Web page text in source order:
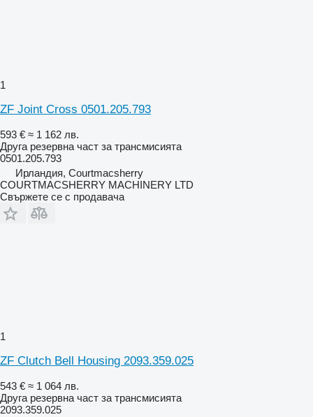
1
ZF Joint Cross 0501.205.793
593 € ≈ 1 162 лв.
Друга резервна част за трансмисията
0501.205.793
Ирландия, Courtmacsherry
COURTMACSHERRY MACHINERY LTD
Свържете се с продавача
1
ZF Clutch Bell Housing 2093.359.025
543 € ≈ 1 064 лв.
Друга резервна част за трансмисията
2093.359.025